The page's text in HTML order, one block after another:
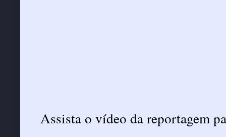
Assista o vídeo da reportagem